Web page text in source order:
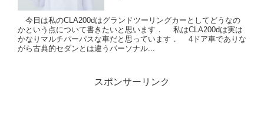
今日は私のCLA200dはグランドツーリングカーとしてどうなの
かという点について書きたいと思います． 私はCLA200dは実は
かなりマルチパーパスな車だと思っています． 4ドア車でありな
がら古典的セダンとは違うパーソナル...
スポンサーリンク